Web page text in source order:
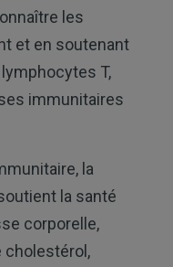
les
et en soutenant
T,
immunitaires
la
la santé
corporelle,
cholestérol,